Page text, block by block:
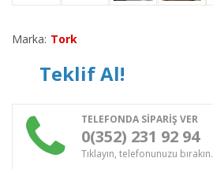
Marka: Tork
Teklif Al!
TELEFONDA SİPARİŞ VER
0(352) 231 92 94
Tıklayın, telefonunuzu